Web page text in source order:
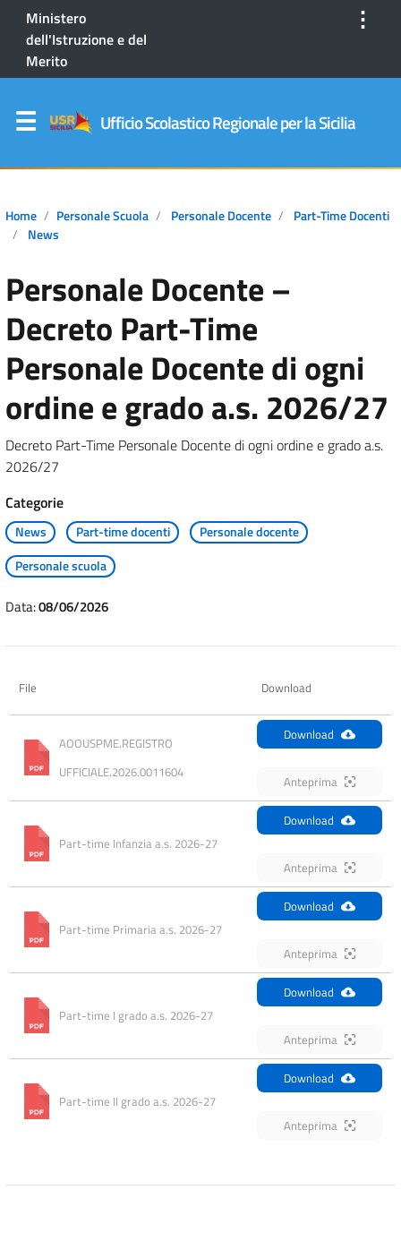
Ministero
dell'Istruzione e del
Merito
⋮
Ufficio Scolastico Regionale per la Sicilia
Home Personale Scuola Personale Docente
Part-Time Docenti
News
Personale Docente –
Decreto Part-Time
Personale Docente di ogni
ordine e grado a.s. 2026/27
Decreto Part-Time Personale Docente di ogni ordine e grado a.s.
2026/27
Categorie
News Part-time docenti
Personale docente
Personale scuola
Data:08/06/2026
File Download
AOOUSPME.REGISTRO
UFFICIALE.2026.0011604
Download
Anteprima
Part-time Infanzia a.s. 2026-27
Download
Anteprima
Part-time Primaria a.s. 2026-27
Download
Anteprima
Part-time I grado a.s. 2026-27
Download
Anteprima
Part-time II grado a.s. 2026-27
Download
Anteprima